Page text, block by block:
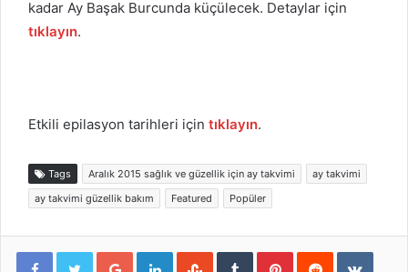
kadar Ay Başak Burcunda küçülecek. Detaylar için
tıklayın.
Etkili epilasyon tarihleri için tıklayın.
Tags Aralık 2015 sağlık ve güzellik için ay takvimi
ay takvimi
ay takvimi güzellik bakım
Featured Popüler
Google+LinkedInStumbleUpon
TumblrPinterestReddit